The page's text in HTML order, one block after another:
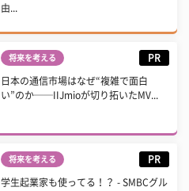
由...
将来を考える PR
日本の通信市場はなぜ“複雑で面白
い”のか──IIJmioが切り拓いたMV...
将来を考える PR
学生起業家も使ってる！？ - SMBCグル